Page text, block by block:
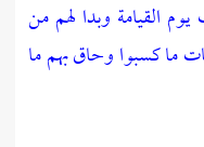
القيامة وبدا لهم من
ما كسبوا وحاق بهم ما